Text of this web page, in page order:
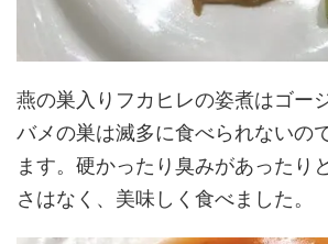
燕の巣入りフカヒレの姿煮はゴー
バメの巣は滅多に食べられないの
ます。硬かったり臭みがあったり
さはなく、美味しく食べました。